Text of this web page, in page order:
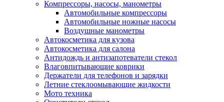
Компрессоры, насосы, манометры
Автомобильные компрессоры
Автомобильные ножные насосы
Воздушные манометры
Автокосметика для кузова
Автокосметика для салона
Антидождь и антизапотеватели стекол
Влаговпитывающие коврики
Держатели для телефонов и зарядки
Летние стеклоомывающие жидкости
Мото техника